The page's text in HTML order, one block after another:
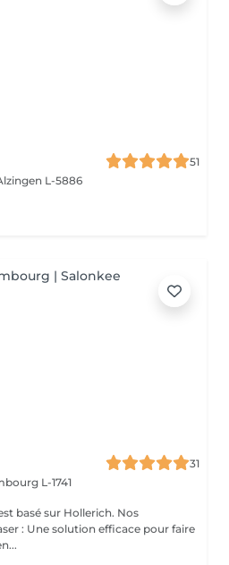
51
L-5886
31
L-1741
sur Hollerich. Nos